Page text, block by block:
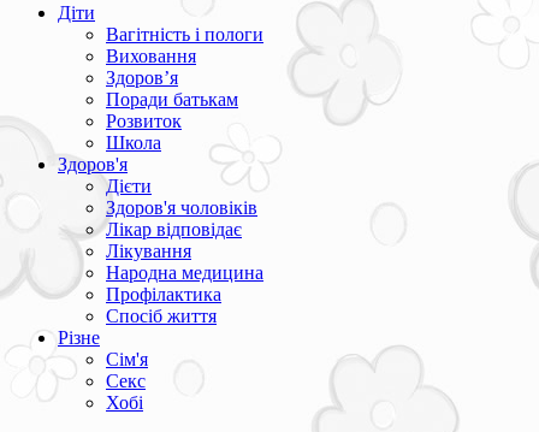
Діти
Вагітність і пологи
Виховання
Здоров’я
Поради батькам
Розвиток
Школа
Здоров'я
Дієти
Здоров'я чоловіків
Лікар відповідає
Лікування
Народна медицина
Профілактика
Спосіб життя
Різне
Сім'я
Секс
Хобі